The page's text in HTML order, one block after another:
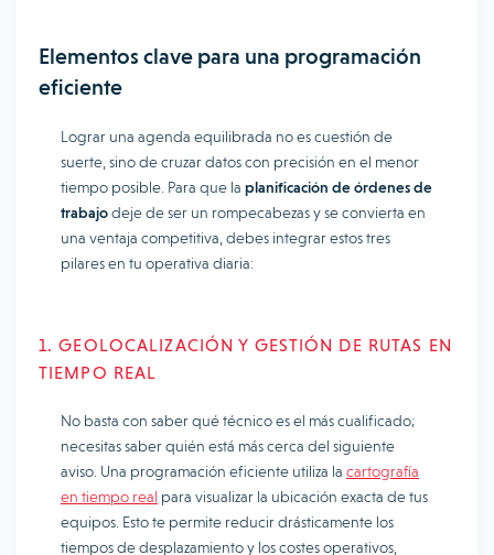
Elementos clave para una programación
eficiente
Lograr una agenda equilibrada no es cuestión de
suerte, sino de cruzar datos con precisión en el menor
tiempo posible. Para que la planificación de órdenes de
trabajodeje de ser un rompecabezas y se convierta en
una ventaja competitiva, debes integrar estos tres
pilares en tu operativa diaria:
1. GEOLOCALIZACIÓN Y GESTIÓN DE RUTAS EN
TIEMPO REAL
No basta con saber qué técnico es el más cualificado;
necesitas saber quién está más cerca del siguiente
aviso. Una programación eficiente utiliza la cartografía
en tiempo real para visualizar la ubicación exacta de tus
equipos. Esto te permite reducir drásticamente los
tiempos de desplazamiento y los costes operativos,